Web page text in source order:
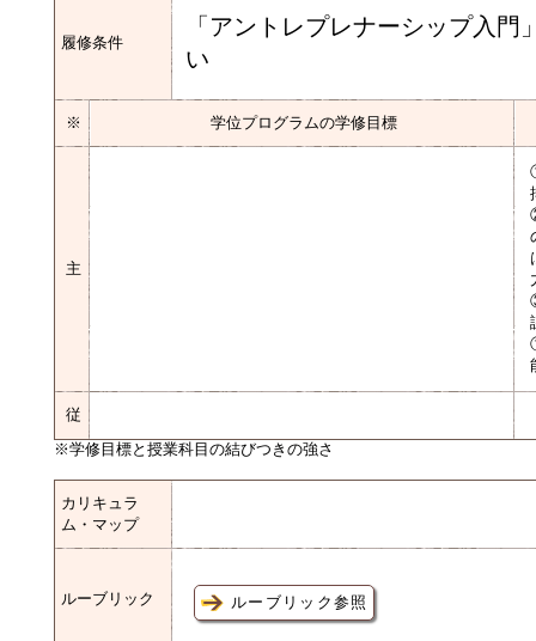
履修条件
「アントレプレナーシップ入
い
※ 学位プログラムの学修目標
主
従
※学修目標と授業科目の結びつきの強さ
カリキュラ
ム・マップ
ルーブリック